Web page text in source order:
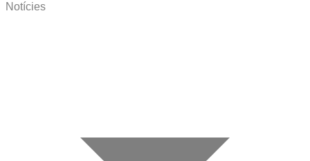
Notícies